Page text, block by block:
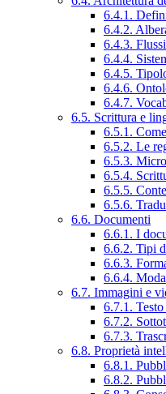
6.4.1.
6.4.2.
6.4.3.
6.4.4.
6.4.5.
6.4.6.
6.4.7.
6.5. Scrittura e
6.5.1.
6.5.2. Le
6.5.3.
6.5.4.
6.5.5.
6.5.6.
6.6. Documenti
6.6.1. I
6.6.2. Tipi
6.6.3.
6.6.4.
6.7. Immagini e
6.7.1.
6.7.2.
6.7.3.
6.8. Proprietà
6.8.1.
6.8.2.